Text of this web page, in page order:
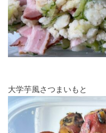
大学芋風さつまいもと